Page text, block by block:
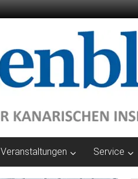
Veranstaltungen Service